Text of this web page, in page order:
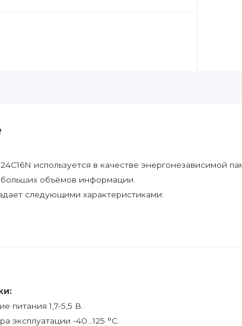
используется в качестве энергонезависимой
объёмов информации.
следующими характеристиками:
питания 1,7-5,5 В.
эксплуатации -40...125 °С.